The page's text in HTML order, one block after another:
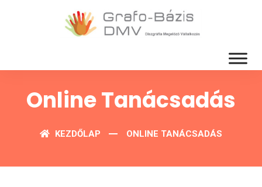
Online Tanácsadás
KEZDŐLAP ONLINE TANÁCSADÁS